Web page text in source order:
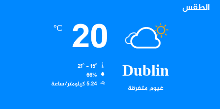
الطقس
Dublin
غيوم متفرقة
20
℃
66%
5.24 كيلومتر/ساعة